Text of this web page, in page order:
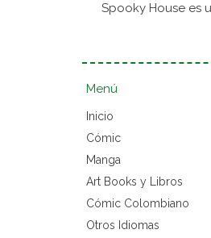
Spooky House es
Menú
Inicio
Cómic
Manga
Art Books y Libros
Cómic Colombiano
Otros Idiomas